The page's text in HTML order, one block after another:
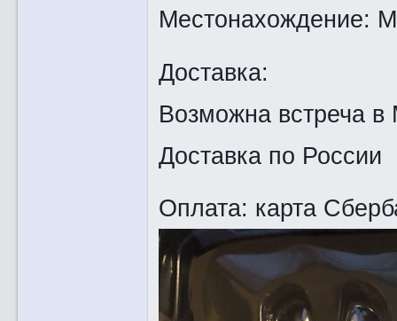
Местонахождение:
Доставка:
Возможна встреча в
Доставка по России
Оплата: карта